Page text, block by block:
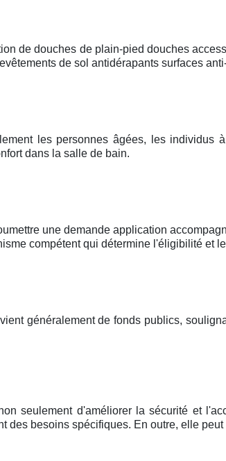
de douches de plain-pied douches
de sol antidérapants surfaces
les personnes âgées, les individus
dans la salle de bain.
une demande application
compétent qui détermine l'éligibilité et
généralement de fonds publics,
seulement d'améliorer la sécurité et
des besoins spécifiques. En outre, elle